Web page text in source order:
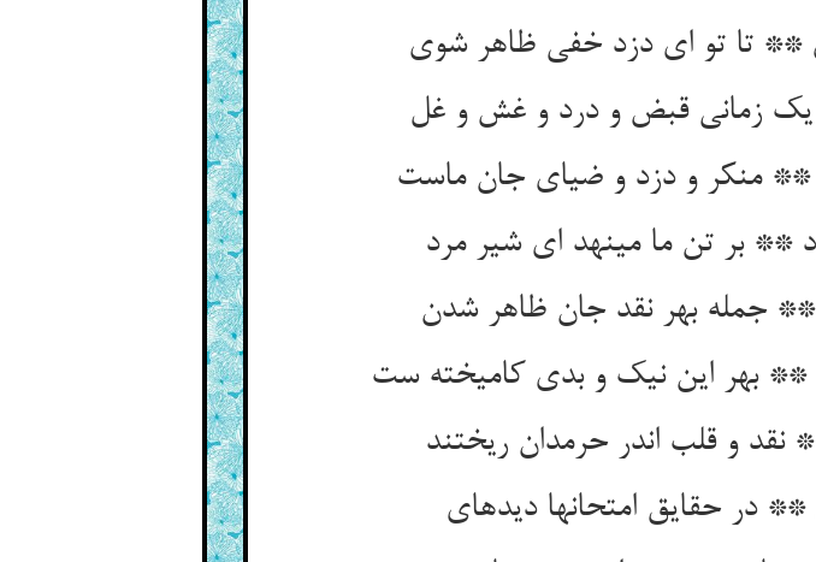
** تا تو ای دزد خفی ظاهر شوی‏
زمانی قبض و درد و غش و غل‏
** منکر و دزد و ضیای جان ماست‏
** بر تن ما می‏نهد ای شیر مرد
جمله بهر نقد جان ظاهر شدن‏
** بهر این نیک و بدی کامیخته ست‏
و قلب اندر حرمدان ریختند
در حقایق امتحانها دیده‏ای‏